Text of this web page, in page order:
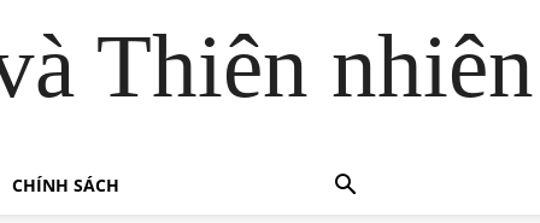
Thiên nhiên
CHÍNH SÁCH